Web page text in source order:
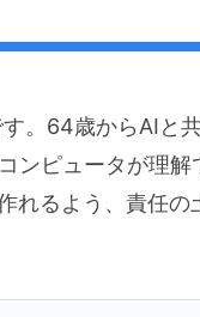
。64歳からAIと
ンピュータが理解
れるよう、責任の